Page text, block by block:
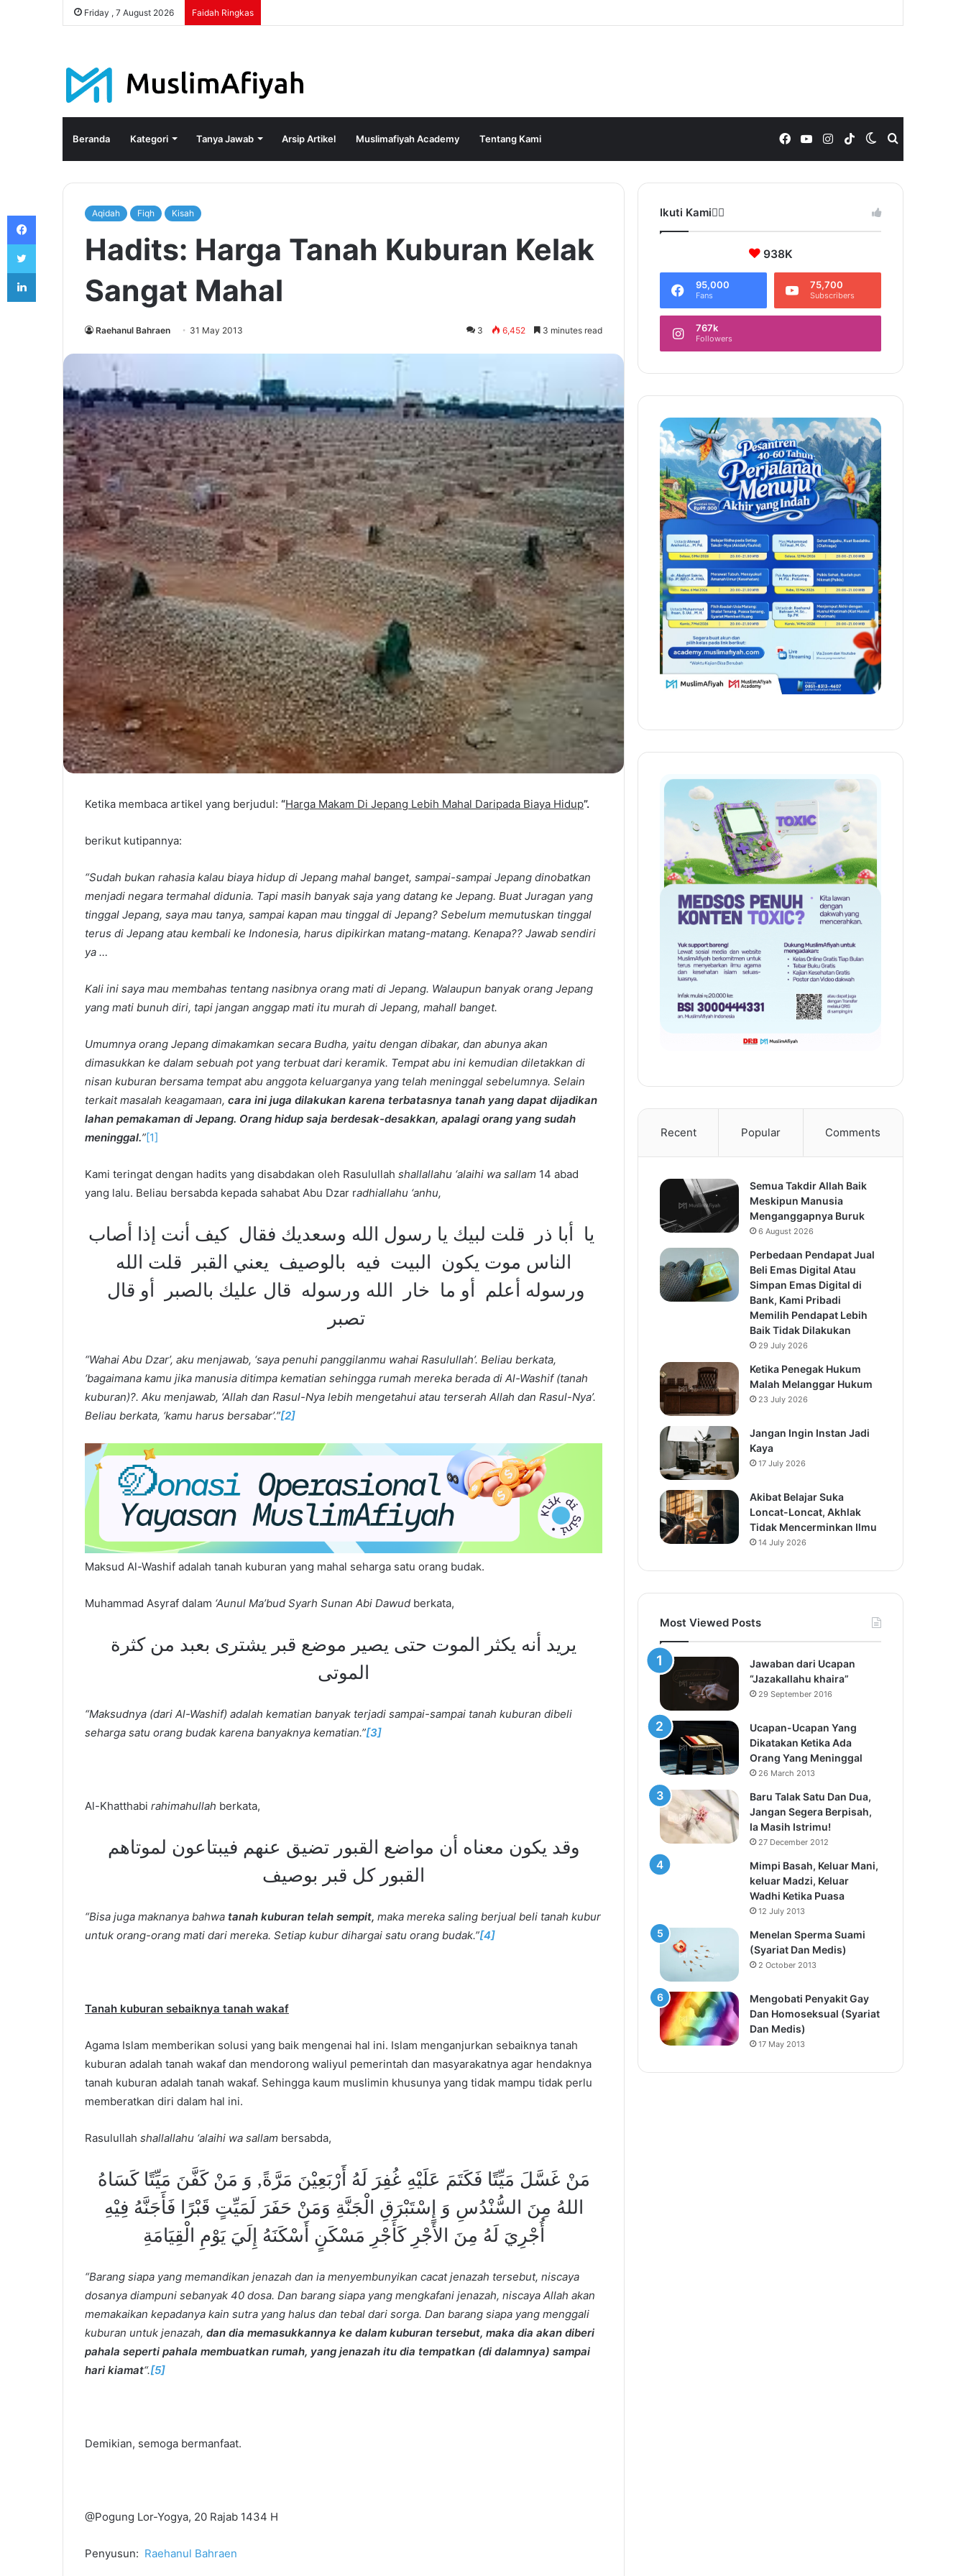
Friday , 7 August 2026 Faidah Ringkas
Beranda Kategori Tanya Jawab Arsip Artikel Muslimafiyah Academy Tentang Kami Switch
skin
TikTok
Instagram
YouTube
Facebook
Aqidah Fiqh Kisah
Hadits: Harga Tanah Kuburan Kelak
Sangat Mahal
Raehanul Bahraen 31 May 2013 3 6,452 3 minutes read
Ketika membaca artikel yang berjudul: “Harga Makam Di Jepang Lebih Mahal Daripada Biaya Hidup”.
berikut kutipannya:
“Sudah bukan rahasia kalau biaya hidup di Jepang mahal banget, sampai-sampai Jepang dinobatkan
menjadi negara termahal didunia. Tapi masih banyak saja yang datang ke Jepang. Buat Juragan yang
tinggal Jepang, saya mau tanya, sampai kapan mau tinggal di Jepang? Sebelum memutuskan tinggal
terus di Jepang atau kembali ke Indonesia, harus dipikirkan matang-matang. Kenapa?? Jawab sendiri
ya …
Kali ini saya mau membahas tentang nasibnya orang mati di Jepang. Walaupun banyak orang Jepang
yang mati bunuh diri, tapi jangan anggap mati itu murah di Jepang, mahall banget.
Umumnya orang Jepang dimakamkan secara Budha, yaitu dengan dibakar, dan abunya akan
dimasukkan ke dalam sebuah pot yang terbuat dari keramik. Tempat abu ini kemudian diletakkan di
nisan kuburan bersama tempat abu anggota keluarganya yang telah meninggal sebelumnya. Selain
terkait masalah keagamaan, cara ini juga dilakukan karena terbatasnya tanah yang dapat dijadikan
lahan pemakaman di Jepang. Orang hidup saja berdesak-desakkan, apalagi orang yang sudah
meninggal.”[1]
Kami teringat dengan hadits yang disabdakan oleh Rasulullah shallallahu ‘alaihi wa sallam 14 abad
yang lalu. Beliau bersabda kepada sahabat Abu Dzar radhiallahu ‘anhu,
‏ ‏يا ‏ ‏أبا ذر ‏ ‏قلت لبيك يا رسول الله وسعديك فقال ‏ ‏كيف أنت إذا أصاب
الناس موت يكون ‏ ‏البيت ‏ ‏فيه ‏ ‏بالوصيف ‏ ‏يعني القبر ‏ ‏قلت الله
ورسوله أعلم ‏ ‏أو ما ‏ ‏خار ‏ ‏الله ورسوله ‏ ‏قال عليك بالصبر ‏ ‏أو قال ‏
‏تصبر ‏
“Wahai Abu Dzar’, aku menjawab, ‘saya penuhi panggilanmu wahai Rasulullah’. Beliau berkata,
‘bagaimana kamu jika manusia ditimpa kematian sehingga rumah mereka berada di Al-Washif (tanah
kuburan)?. Aku menjawab, ‘Allah dan Rasul-Nya lebih mengetahui atau terserah Allah dan Rasul-Nya’.
Beliau berkata, ‘kamu harus bersabar’.”[2]
Maksud Al-Washif adalah tanah kuburan yang mahal seharga satu orang budak.
Muhammad Asyraf dalam ‘Aunul Ma’bud Syarh Sunan Abi Dawud berkata,
يريد أنه يكثر الموت حتى يصير موضع قبر يشترى بعبد من كثرة
الموتى
“Maksudnya (dari Al-Washif) adalah kematian banyak terjadi sampai-sampai tanah kuburan dibeli
seharga satu orang budak karena banyaknya kematian.”[3]
Al-Khatthabi rahimahullah berkata,
وقد يكون معناه أن مواضع القبور تضيق عنهم فيبتاعون لموتاهم
القبور كل قبر بوصيف
“Bisa juga maknanya bahwa tanah kuburan telah sempit, maka mereka saling berjual beli tanah kubur
untuk orang-orang mati dari mereka. Setiap kubur dihargai satu orang budak.”[4]
Tanah kuburan sebaiknya tanah wakaf
Agama Islam memberikan solusi yang baik mengenai hal ini. Islam menganjurkan sebaiknya tanah
kuburan adalah tanah wakaf dan mendorong waliyul pemerintah dan masyarakatnya agar hendaknya
tanah kuburan adalah tanah wakaf. Sehingga kaum muslimin khusunya yang tidak mampu tidak perlu
memberatkan diri dalam hal ini.
Rasulullah shallallahu ‘alaihi wa sallam bersabda,
مَنْ غَسَّلَ مَيِّتًا فَكَتَمَ عَلَيْهِ غُفِرَ لَهُ أَرْبَعِيْنَ مَرَّةً, وَ مَنْ كَفَّنَ مَيِّتًا كَسَاهُ
اللهُ مِنَ السُّنْدُسِ وَ إِسْتَبْرَقِ الْجَنَّةِ وَمَنْ حَفَرَ لَمَيِّتٍ قَبْرًا فَأَجَنَّهُ فِيْهِ
أُجْرِيَ لَهُ مِنَ الأَجْرِ كَأَجْرِ مَسْكَنٍ أَسْكَنَهُ إِلَيَ يَوْمِ الْقِيَامَةِ
“Barang siapa yang memandikan jenazah dan ia menyembunyikan cacat jenazah tersebut, niscaya
dosanya diampuni sebanyak 40 dosa. Dan barang siapa yang mengkafani jenazah, niscaya Allah akan
memakaikan kepadanya kain sutra yang halus dan tebal dari sorga. Dan barang siapa yang menggali
kuburan untuk jenazah, dan dia memasukkannya ke dalam kuburan tersebut, maka dia akan diberi
pahala seperti pahala membuatkan rumah, yang jenazah itu dia tempatkan (di dalamnya) sampai
hari kiamat“.[5]
Demikian, semoga bermanfaat.
@Pogung Lor-Yogya, 20 Rajab 1434 H
Penyusun: Raehanul Bahraen
Ikuti Kami❤️‍🔥
938K
95,000
Fans
75,700
Subscribers
767k
Followers
Recent Popular Comments
Semua Takdir Allah Baik
Meskipun Manusia
Menganggapnya Buruk
6 August 2026
Perbedaan Pendapat Jual
Beli Emas Digital Atau
Simpan Emas Digital di
Bank, Kami Pribadi
Memilih Pendapat Lebih
Baik Tidak Dilakukan
29 July 2026
Ketika Penegak Hukum
Malah Melanggar Hukum
23 July 2026
Jangan Ingin Instan Jadi
Kaya
17 July 2026
Akibat Belajar Suka
Loncat-Loncat, Akhlak
Tidak Mencerminkan Ilmu
14 July 2026
Most Viewed Posts
Jawaban dari Ucapan
“Jazakallahu khaira”
29 September 2016
Ucapan-Ucapan Yang
Dikatakan Ketika Ada
Orang Yang Meninggal
26 March 2013
Baru Talak Satu Dan Dua,
Jangan Segera Berpisah,
Ia Masih Istrimu!
27 December 2012
Mimpi Basah, Keluar Mani,
keluar Madzi, Keluar
Wadhi Ketika Puasa
12 July 2013
Menelan Sperma Suami
(Syariat Dan Medis)
2 October 2013
Mengobati Penyakit Gay
Dan Homoseksual (Syariat
Dan Medis)
17 May 2013
Facebook
Twitter
LinkedIn